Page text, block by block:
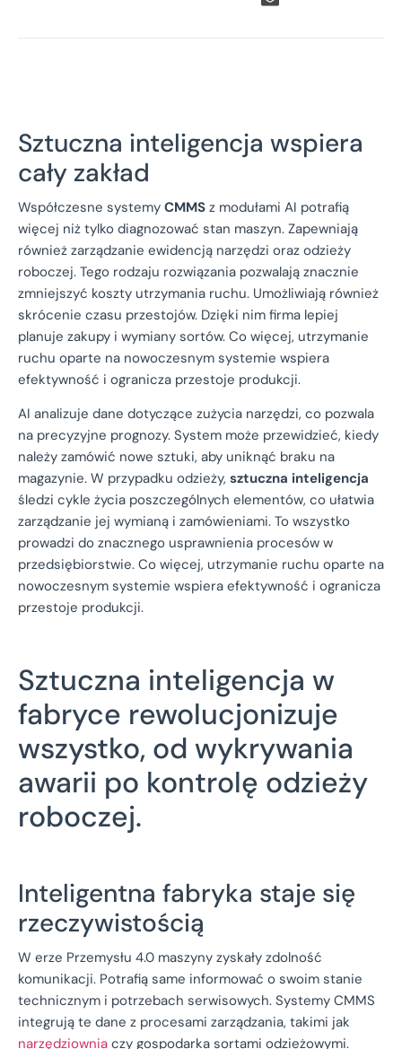
Sztuczna inteligencja wspiera
cały zakład
Współczesne systemy CMMS z modułami AI potrafią
więcej niż tylko diagnozować stan maszyn. Zapewniają
również zarządzanie ewidencją narzędzi oraz odzieży
roboczej. Tego rodzaju rozwiązania pozwalają znacznie
zmniejszyć koszty utrzymania ruchu. Umożliwiają również
skrócenie czasu przestojów. Dzięki nim firma lepiej
planuje zakupy i wymiany sortów. Co więcej, utrzymanie
ruchu oparte na nowoczesnym systemie wspiera
efektywność i ogranicza przestoje produkcji.
AI analizuje dane dotyczące zużycia narzędzi, co pozwala
na precyzyjne prognozy. System może przewidzieć, kiedy
należy zamówić nowe sztuki, aby uniknąć braku na
magazynie. W przypadku odzieży, sztuczna inteligencja
śledzi cykle życia poszczególnych elementów, co ułatwia
zarządzanie jej wymianą i zamówieniami. To wszystko
prowadzi do znacznego usprawnienia procesów w
przedsiębiorstwie. Co więcej, utrzymanie ruchu oparte na
nowoczesnym systemie wspiera efektywność i ogranicza
przestoje produkcji.
Sztuczna inteligencja w
fabryce rewolucjonizuje
wszystko, od wykrywania
awarii po kontrolę odzieży
roboczej.
Inteligentna fabryka staje się
rzeczywistością
W erze Przemysłu 4.0 maszyny zyskały zdolność
komunikacji. Potrafią same informować o swoim stanie
technicznym i potrzebach serwisowych. Systemy CMMS
integrują te dane z procesami zarządzania, takimi jak
narzędziownia czy gospodarka sortami odzieżowymi.